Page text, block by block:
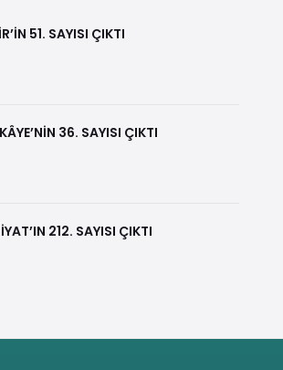
51. SAYISI ÇIKTI
36. SAYISI ÇIKTI
212. SAYISI ÇIKTI